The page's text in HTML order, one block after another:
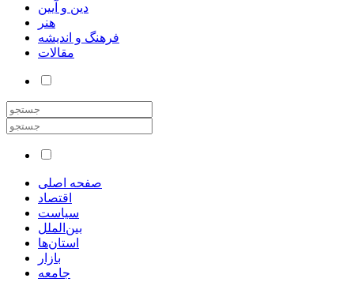
دین و آیین
هنر
فرهنگ و اندیشه
مقالات
صفحه اصلی
اقتصاد
سیاست
بین‌الملل
استان‌ها
بازار
جامعه